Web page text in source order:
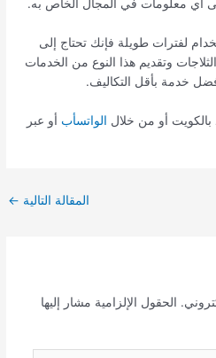
أي معلومات في المجال الخاص به.
لفترات طويلة فإنك تحتاج إلى
وتقديم هذا النوع من الخدمات
خدمة بأقل التكاليف.
بالكويت أو من خلال الواتسأب أو عبر
المقالة التالية ←
الحقول الإلزامية مشار إليها